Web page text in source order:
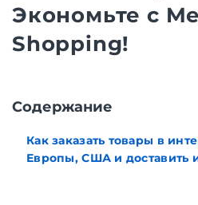
Экономьте с
Shopping!
Cодержание
Как заказать товары в
Европы, США и доставить